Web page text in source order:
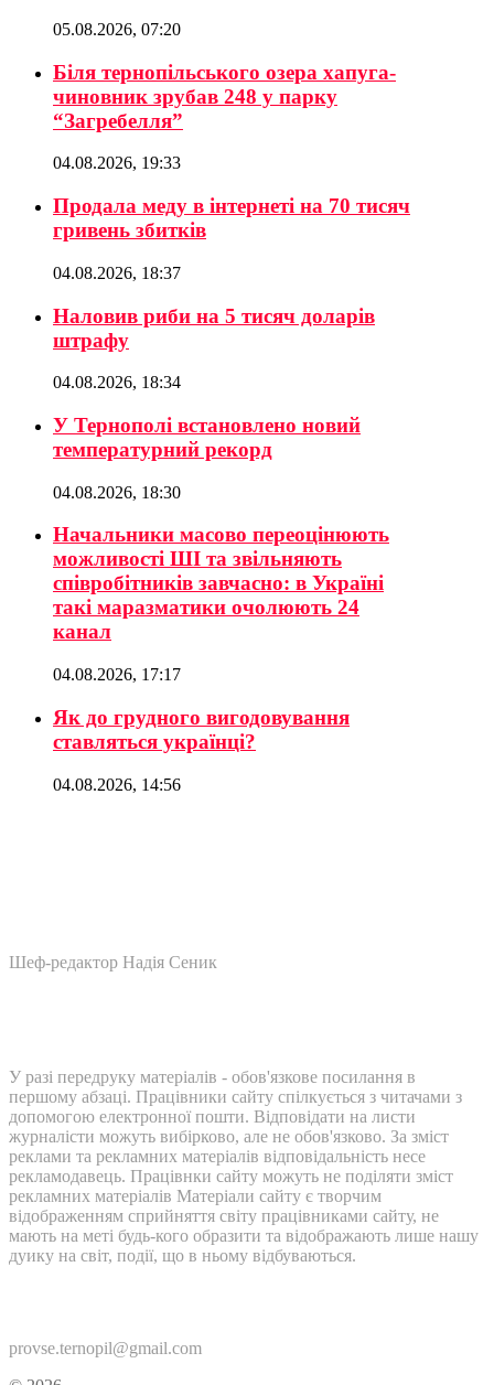
05.08.2026, 07:20
Біля тернопільського озера хапуга-
чиновник зрубав 248 у парку
“Загребелля”
04.08.2026, 19:33
Продала меду в інтернеті на 70 тисяч
гривень збитків
04.08.2026, 18:37
Наловив риби на 5 тисяч доларів
штрафу
04.08.2026, 18:34
У Тернополі встановлено новий
температурний рекорд
04.08.2026, 18:30
Начальники масово переоцінюють
можливості ШІ та звільняють
співробітників завчасно: в Україні
такі маразматики очолюють 24
канал
04.08.2026, 17:17
Як до грудного вигодовування
ставляться українці?
04.08.2026, 14:56
Шеф-редактор Надія Сеник
У разі передруку матеріалів - обов'язкове посилання в
першому абзаці. Працівники сайту спілкується з читачами з
допомогою електронної пошти. Відповідати на листи
журналісти можуть вибірково, але не обов'язково. За зміст
реклами та рекламних матеріалів відповідальність несе
рекламодавець. Працівнки сайту можуть не поділяти зміст
рекламних матеріалів Матеріали сайту є творчим
відображенням сприйняття світу працівниками сайту, не
мають на меті будь-кого образити та відображають лише нашу
дуику на світ, події, що в ньому відбуваються.
provse.ternopil@gmail.com